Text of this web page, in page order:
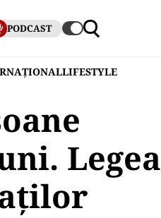
PODCAST
LIFESTYLE
Legea